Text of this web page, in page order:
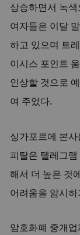
상승하면서 녹
여자들은 이달
하고 있으며 트
이시스 포인트
인상할 것으로
여 주었다.
싱가포르에 본
피탈은 텔레그
해서 더 높은 것
어려움을 암시
암호화폐 중개